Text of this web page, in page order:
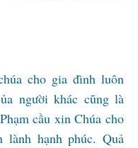
cho gia đình luôn
người khác cũng là
cầu xin Chúa cho
lành hạnh phúc. Quả